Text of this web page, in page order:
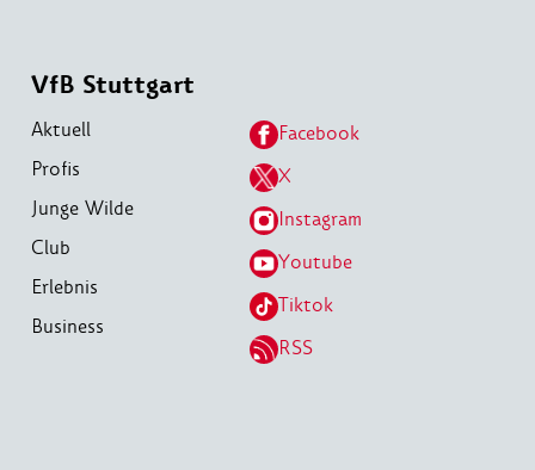
VfB Stuttgart
Aktuell
Profis
Junge Wilde
Club
Erlebnis
Business
Facebook
X
Instagram
Youtube
Tiktok
RSS